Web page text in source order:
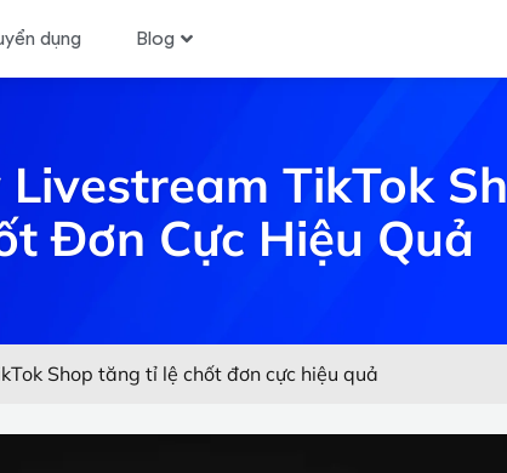
dụng Blog
TikTok
Đơn Cực Hiệu Quả
Shop tăng tỉ lệ chốt đơn cực hiệu quả